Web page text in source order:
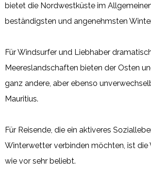
bietet die Nordwestküste im
beständigsten und angenehmsten
Für Windsurfer und Liebhaber
Meereslandschaften bieten der Osten
ganz andere, aber ebenso
Mauritius.
Für Reisende, die ein aktiveres
Winterwetter verbinden möchten, ist die
wie vor sehr beliebt.